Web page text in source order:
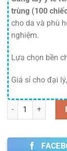
trùng (100
cho da và phù
nghiệm.
Lựa chọn bền
Giá sỉ cho đại
Số lượng